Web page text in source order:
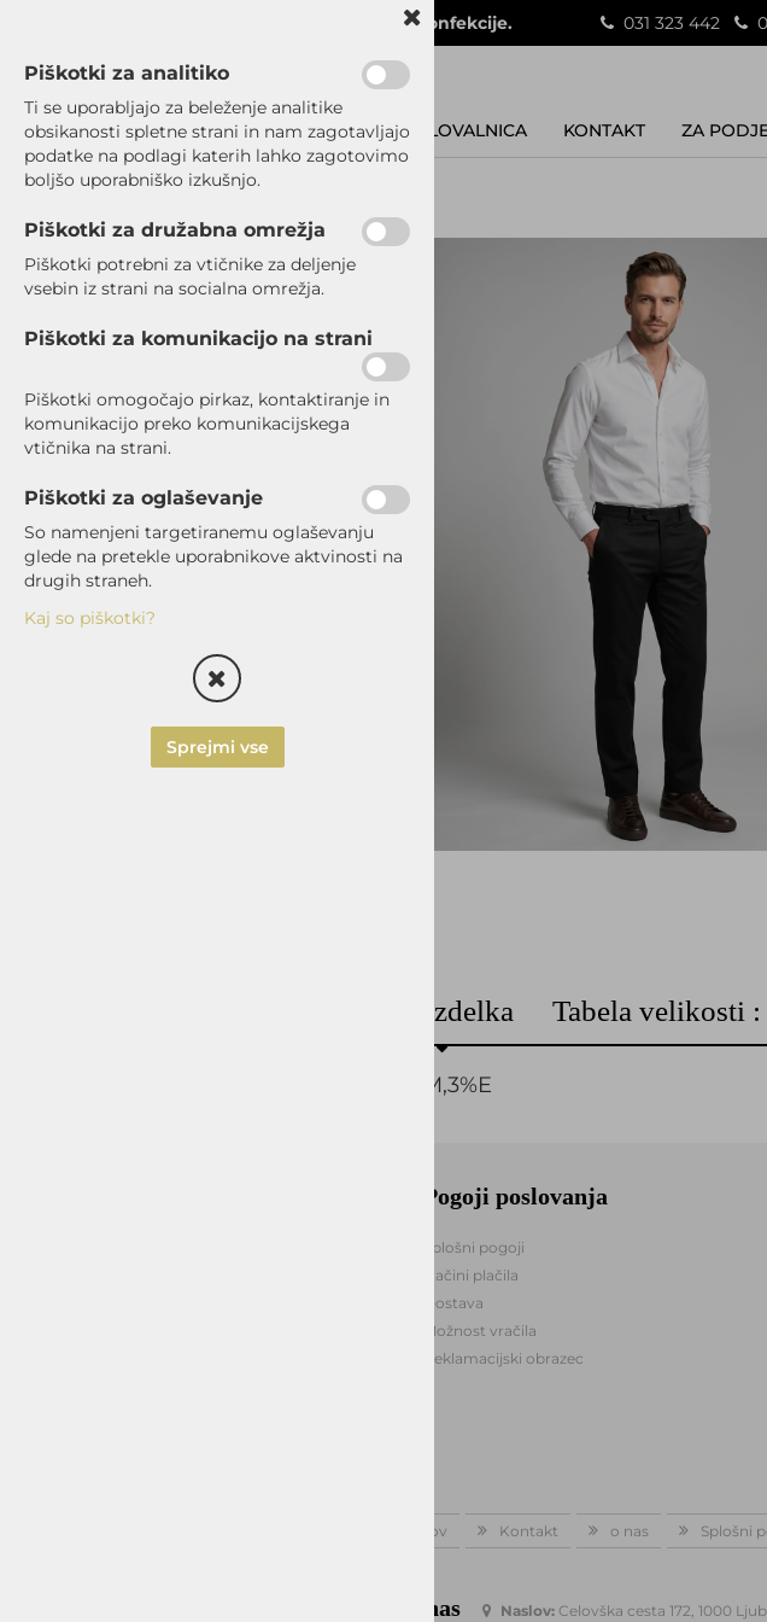
Velika in kakovostna izbira moške poslovne konfekcije. 031 323 442
POSLOVALNICA KONTAKT ZA
SRAJCE
HLAČE
ELEGANTNE HLAČE
ŠPORTNO ELEGANTNE
HLAČE
SLIM FIT
IZDELAVA SRAJC, OBLEK
IN UNIFORM ZA
Opis izdelka Tabela velikosti :
97%BOM,3%E
Pogoji poslovanja
Splošni pogoji
Načini plačila
Dostava
Možnost vračila
Reklamacijski obrazec
Domov Kontakt o nas Splošni
Kontaktirajte nas Naslov: Celovška cesta 172, 1000
Piškotki za analitiko
Ti se uporabljajo za beleženje analitike
obsikanosti spletne strani in nam zagotavljajo
podatke na podlagi katerih lahko zagotovimo
boljšo uporabniško izkušnjo.
Piškotki za družabna omrežja
Piškotki potrebni za vtičnike za deljenje
vsebin iz strani na socialna omrežja.
Piškotki za komunikacijo na strani
Piškotki omogočajo pirkaz, kontaktiranje in
komunikacijo preko komunikacijskega
vtičnika na strani.
Piškotki za oglaševanje
So namenjeni targetiranemu oglaševanju
glede na pretekle uporabnikove aktvinosti na
drugih straneh.
Kaj so piškotki?
Sprejmi vse